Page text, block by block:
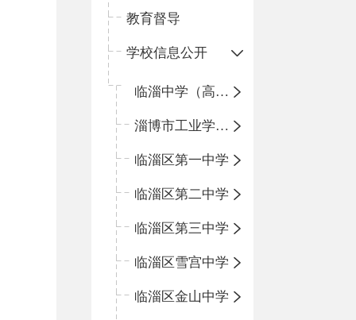
教育督导
学校信息公开
临淄中学（高中）
淄博市工业学校（中职学校）
临淄区第一中学
临淄区第二中学
临淄区第三中学
临淄区雪宫中学
临淄区金山中学